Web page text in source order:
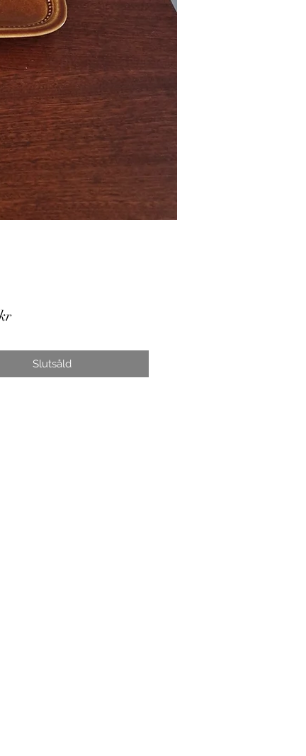
Pris
Slutsåld